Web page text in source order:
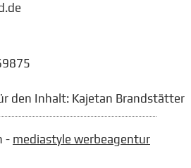
den Inhalt: Kajetan Brandstätter
- mediastyle werbeagentur